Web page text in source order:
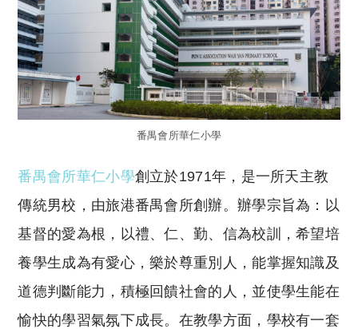
番禺會所華仁小學
番禺會所華仁小學創立於1971年，是一所天主教
傳統男校，由旅港番禺會所創辦。辦學宗旨為：以
基督的愛為根，以禮、仁、勤、信為校訓，希望培
養學生成為有愛心，樂於尊重別人，能掌握知識及
道德判斷能力，積極回饋社會的人，並使學生能在
愉快的學習氣氛下成長。在教學方面，學校有一套